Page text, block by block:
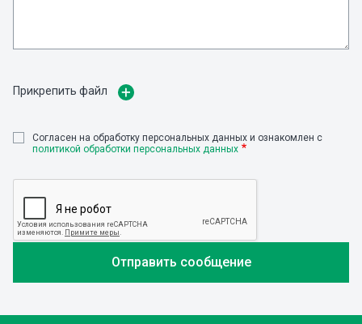
Прикрепить файл
Cогласен на обработку персональных данных и ознакомлен с
политикой обработки персональных данных